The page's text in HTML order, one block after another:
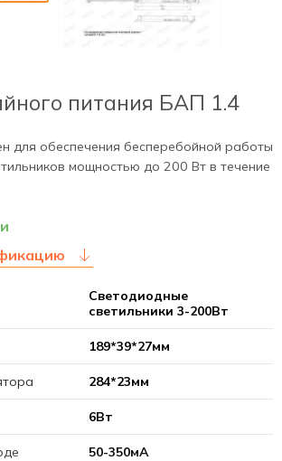
питания БАП 1.4
для обеспечения бесперебойной работы
мощностью до 200 Вт в течение
Светодиодные
светильники 3-200Вт
189*39*27мм
284*23мм
6Вт
50-350мА